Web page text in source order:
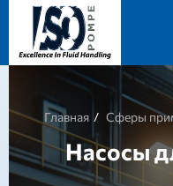
Главная Сферы
Насосы